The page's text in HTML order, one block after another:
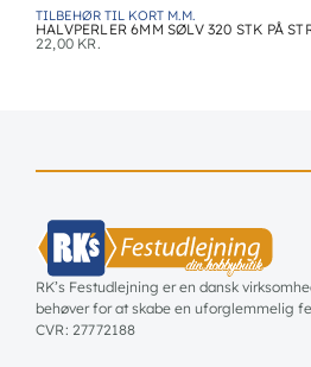
TILBEHØR TIL KORT M.M.
HALVPERLER 6MM SØLV 320 STK PÅ
22,00 KR.
RK’s Festudlejning er en dansk
behøver for at skabe en uforglemmelig
CVR: 27772188